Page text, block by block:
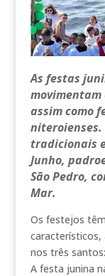
As festas
assim como
niteroienses.
tradicionais
Junho,
São Pedro,
Mar.
Os festejos
característicos,
nos três
A festa junina